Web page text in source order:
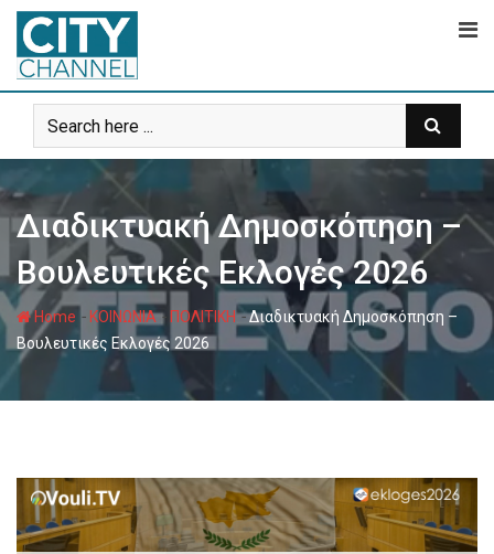
Skip
content
Διαδικτυακή Δημοσκόπηση –
Βουλευτικές Εκλογές 2026
Home - ΚΟΙΝΩΝΙΑ- ΠΟΛΙΤΙΚΗ-Διαδικτυακή Δημοσκόπηση –
Βουλευτικές Εκλογές 2026